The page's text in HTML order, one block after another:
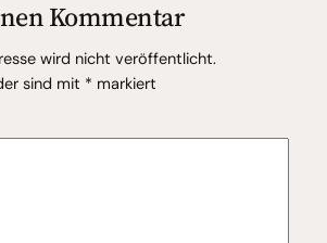
Kommentar
wird nicht veröffentlicht.
sind mit * markiert